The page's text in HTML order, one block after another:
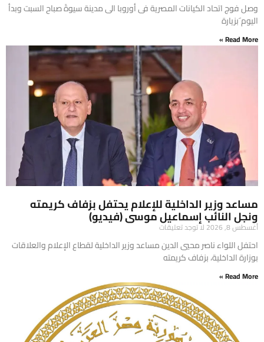
وصل فوج اتحاد الكيانات المصرية فى أوروبا الى مدينة سيوةً صباح السبت وبدأ
اليوم َبزيارة
Read More »
مساعد وزير الداخلية للإعلام يحتفل بزفاف كريمته
ونجل النائب إسماعيل موسى (فيديو)
أغسطس 8, 2026 لا توجد تعليقات
احتفل اللواء ناصر محيي الدين مساعد وزير الداخلية لقطاع الإعلام والعلاقات
بوزارة الداخلية، بزفاف كريمته
Read More »